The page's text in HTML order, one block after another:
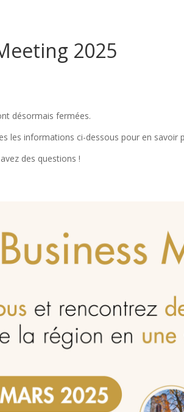
2025
désormais fermées.
les informations ci-dessous pour en savoir
des questions !